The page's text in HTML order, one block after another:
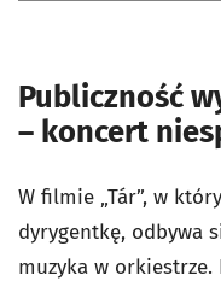
Publiczność
– koncert
W filmie „Tár”, w
dyrygentkę, odbywa
muzyka w orkiestrze.